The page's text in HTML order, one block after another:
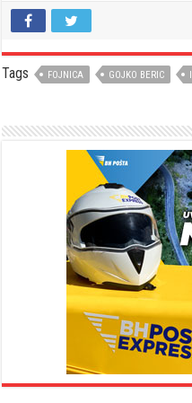
Tags FOJNICA GOJKO BERIC